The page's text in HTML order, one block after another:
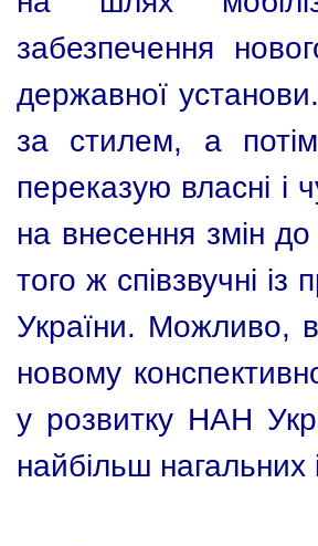
забезпечення
державної
за стилем, а
переказую власні і
на внесення змін
того ж співзвучні
України. Можливо,
новому
у розвитку НАН
найбільш